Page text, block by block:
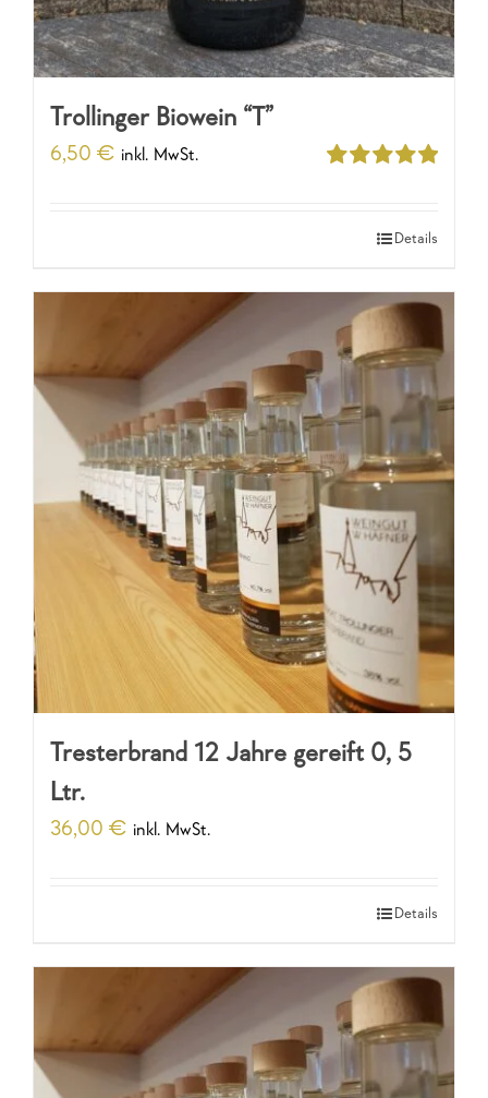
Trollinger Biowein “T”
6,50 € inkl. MwSt.
Details
Tresterbrand 12 Jahre gereift 0, 5
Ltr.
36,00 € inkl. MwSt.
Details